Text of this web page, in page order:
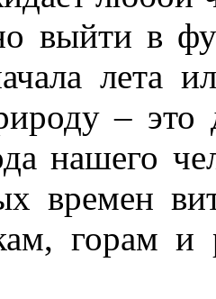
выйти в
лета
–
нашего
времен
горам